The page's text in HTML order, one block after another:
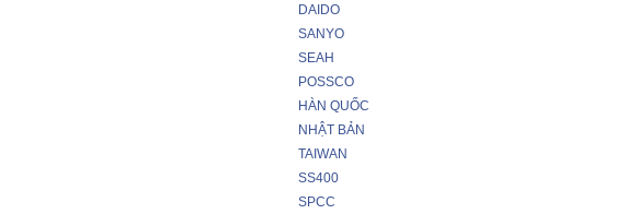
DAIDO
SANYO
SEAH
POSSCO
HÀN QUỐC
NHẬT BẢN
TAIWAN
SS400
SPCC